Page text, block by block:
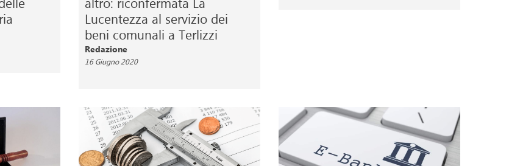
Lucentezza al servizio dei
beni comunali a Terlizzi
Redazione
16 Giugno 2020